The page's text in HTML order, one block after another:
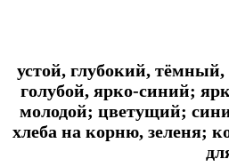
устой, глубокий,
голубой, ярко-синий;
молодой; цветущий;
хлеба на корню, зеленя;